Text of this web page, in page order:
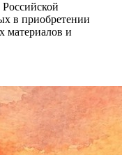
в приобретении
материалов и